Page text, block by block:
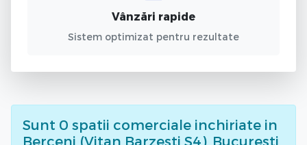
Vânzări rapide
Sistem optimizat pentru rezultate
Sunt 0 spatii comerciale inchiriate in
Berceni (Vitan Barzesti S4), Bucuresti